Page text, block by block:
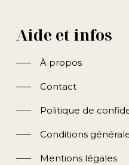
Aide et infos
À propos
Contact
Politique de
Conditions
Mentions légales